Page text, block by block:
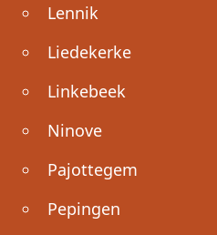
Lennik
Liedekerke
Linkebeek
Ninove
Pajottegem
Pepingen